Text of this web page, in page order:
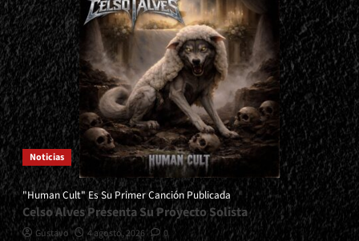
Noticias
"Human Cult" Es Su Primer Canción Publicada
Celso Alves Presenta Su Proyecto Solista
Gustavo 4 agosto, 2026 0